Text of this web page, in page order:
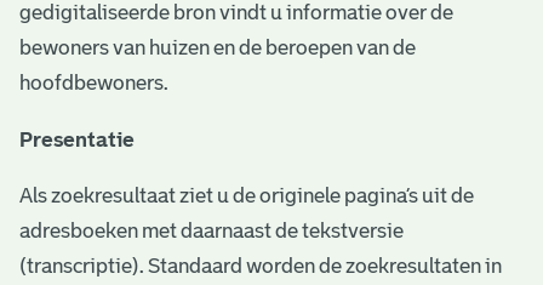
gedigitaliseerde bron vindt u informatie over de
bewoners van huizen en de beroepen van de
hoofdbewoners.
Presentatie
Als zoekresultaat ziet u de originele pagina’s uit de
adresboeken met daarnaast de tekstversie
(transcriptie). Standaard worden de zoekresultaten in